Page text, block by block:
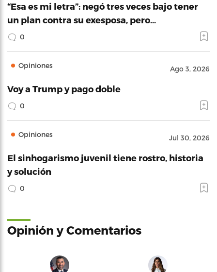
“Esa es mi letra”: negó tres veces bajo tener
un plan contra su exesposa, pero…
0
Opiniones Ago 3, 2026
Voy a Trump y pago doble
0
Opiniones Jul 30, 2026
El sinhogarismo juvenil tiene rostro, historia
y solución
0
Opinión y Comentarios